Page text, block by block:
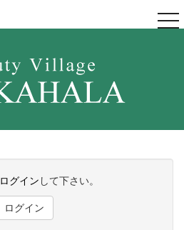
ログイン して下さい。
ログイン